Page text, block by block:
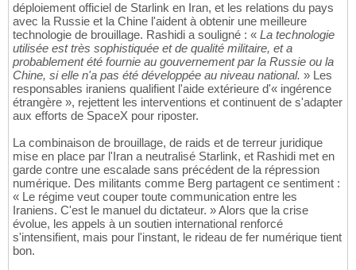
déploiement officiel de Starlink en Iran, et les relations du pays
avec la Russie et la Chine l'aident à obtenir une meilleure
technologie de brouillage. Rashidi a souligné : « La technologie
utilisée est très sophistiquée et de qualité militaire, et a
probablement été fournie au gouvernement par la Russie ou la
Chine, si elle n'a pas été développée au niveau national. » Les
responsables iraniens qualifient l'aide extérieure d'« ingérence
étrangère », rejettent les interventions et continuent de s'adapter
aux efforts de SpaceX pour riposter.
La combinaison de brouillage, de raids et de terreur juridique
mise en place par l'Iran a neutralisé Starlink, et Rashidi met en
garde contre une escalade sans précédent de la répression
numérique. Des militants comme Berg partagent ce sentiment :
« Le régime veut couper toute communication entre les
Iraniens. C'est le manuel du dictateur. » Alors que la crise
évolue, les appels à un soutien international renforcé
s'intensifient, mais pour l'instant, le rideau de fer numérique tient
bon.